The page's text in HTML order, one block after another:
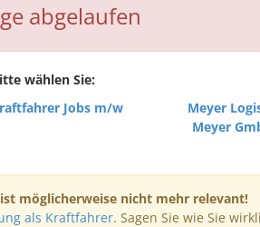
abgelaufen
wählen Sie:
Jobs m/w
Meyer
Meyer
möglicherweise nicht mehr relevant!
als Kraftfahrer. Sagen Sie wie Sie